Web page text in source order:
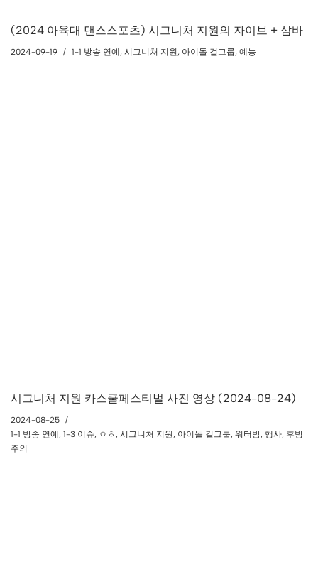
(2024 아육대 댄스스포츠) 시그니처 지원의 자이브 + 삼바
2024-09-19 1-1 방송 연예, 시그니처 지원, 아이돌 걸그룹, 예능
시그니처 지원 카스쿨페스티벌 사진 영상 (2024-08-24)
2024-08-25
1-1 방송 연예, 1-3 이슈, ㅇㅎ , 시그니처 지원, 아이돌 걸그룹, 워터밤, 행사, 후방
주의